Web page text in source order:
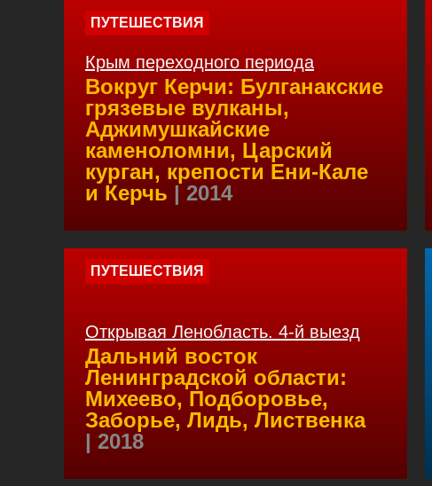
ПУТЕШЕСТВИЯ
Крым переходного периода
Вокруг Керчи: Булганакские
грязевые вулканы,
Аджимушкайские
каменоломни, Царский
курган, крепости Ени-Кале
и Керчь | 2014
ПУТЕШЕСТВИЯ
Открывая Ленобласть. 4-й выезд
Дальний восток
Ленинградской области:
Михеево, Подборовье,
Заборье, Лидь, Лиственка
| 2018